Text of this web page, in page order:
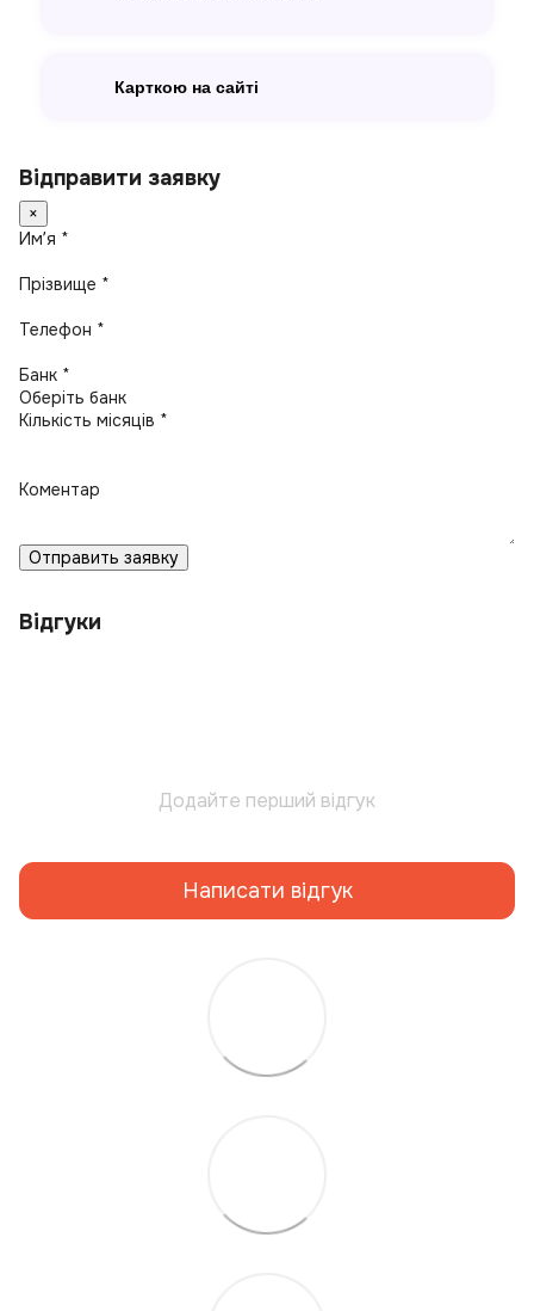
Карткою на сайті
Відправити заявку
×
Имʼя *
Прізвище *
Телефон *
Банк *
Кількість місяців *
Коментар
Отправить заявку
Відгуки
Додайте перший відгук
Написати відгук